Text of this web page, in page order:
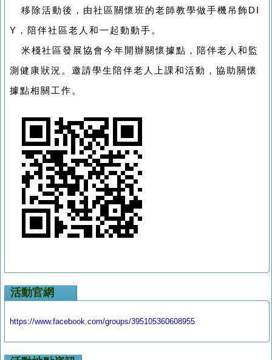
移除活動後，由社區關懷班的老師教學做手機吊飾DI
Y，陪伴社區老人和一起動動手。
米棧社區發展協會今年開辦關懷據點，陪伴老人和監
測健康狀況。邀請學生陪伴老人上課和活動，協助關懷
據點相關工作。
活動官網
https://www.facebook.com/groups/395105360608955